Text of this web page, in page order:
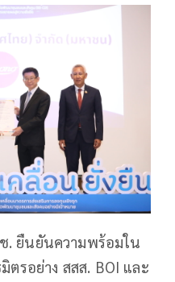
. ยืนยันความพร้อมใน
รอย่าง สสส. BOI และ